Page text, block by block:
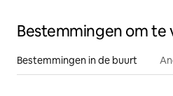
Bestemmingen om te
Bestemmingen in de buurt